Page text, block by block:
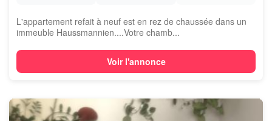
L'appartement refait à neuf est en rez de chaussée dans un
immeuble Haussmannien....Votre chamb...
Voir l'annonce